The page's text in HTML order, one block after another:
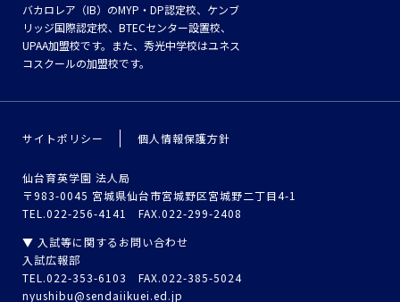
バカロレア（IB）のMYP・DP認定校、ケンブ
リッジ国際認定校、BTECセンター設置校、
UPAA加盟校です。また、秀光中学校はユネス
コスクールの加盟校です。
サイトポリシー 個人情報保護方針
仙台育英学園 法人局
〒983-0045 宮城県仙台市宮城野区宮城野二丁目4-1
TEL.022-256-4141 FAX.022-299-2408
▼ 入試等に関するお問い合わせ
入試広報部
TEL.022-353-6103 FAX.022-385-5024
nyushibu@sendaiikuei.ed.jp